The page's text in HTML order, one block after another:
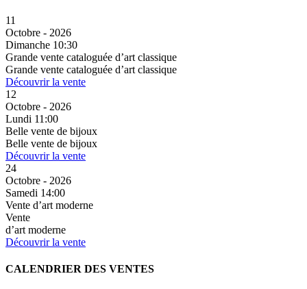
11
Octobre - 2026
Dimanche 10:30
Grande vente cataloguée d’art classique
Grande vente cataloguée d’art classique
Découvrir la vente
12
Octobre - 2026
Lundi 11:00
Belle vente de bijoux
Belle vente de bijoux
Découvrir la vente
24
Octobre - 2026
Samedi 14:00
Vente d’art moderne
Vente
d’art moderne
Découvrir la vente
CALENDRIER DES VENTES